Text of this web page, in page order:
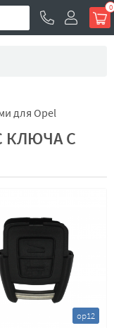
0
для Opel
КЛЮЧА С
op12